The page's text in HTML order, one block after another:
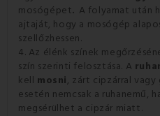
mosógépet. A folyamat után
ajtaját, hogy a mosógép
szellőzhessen.
4. Az élénk színek
szín szerinti felosztása. A
kell mosni, zárt cipzárral vagy
esetén nemcsak a ruhanemű,
megsérülhet a cipzár miatt.